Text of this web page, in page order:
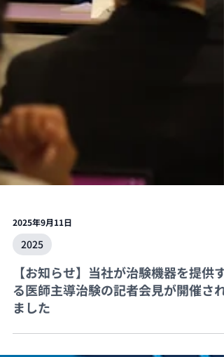
2025年9月11日
2025
【お知らせ】当社が治験機器を提供す
る医師主導治験の記者会見が開催され